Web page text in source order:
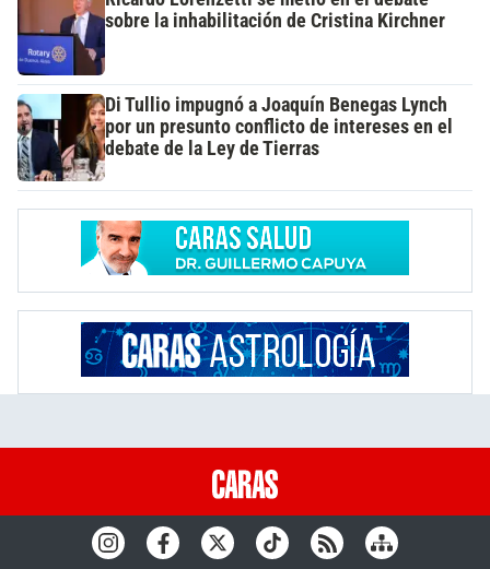
sobre la inhabilitación de Cristina Kirchner
Di Tullio impugnó a Joaquín Benegas Lynch
por un presunto conflicto de intereses en el
debate de la Ley de Tierras